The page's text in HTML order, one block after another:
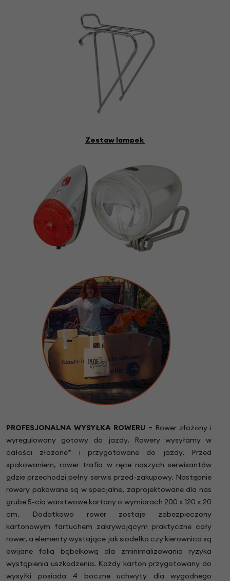
Zestaw lampek
PROFESJONALNA WYSYŁKA ROWERU = Rower złożony i
wyregulowany gotowy do jazdy. Rowery wysyłamy w
całości złożone* i przygotowane do jazdy. Przed
spakowaniem, rower trafia w ręce naszych serwisantów
gdzie przechodzi pełny serwis przed-zakupowy. Następnie
rowery pakowane są w specjalne, zaprojektowane dla nas
grube 5-cio warstwowe kartony o wymiarach 200 x 120 x 20
cm. Dodatkowo rower zostaje zabezpieczony
kartonowym fartuchem zakrywającym praktyczne cały
rower, a elementy wystające jak siodełko czy kierownica są
owijane folią bąbelkową dla zminimalizowania ryzyka
wystąpienia uszkodzenia. Każdy karton przygotowany do
wysyłki posiada 4 boczne uchwyty dla wygodnego